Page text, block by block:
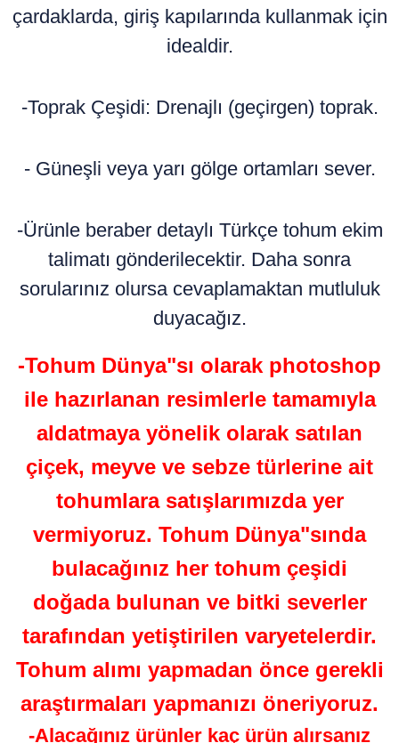
çardaklarda, giriş kapılarında kullanmak için
idealdir.
-Toprak Çeşidi: Drenajlı (geçirgen) toprak.
- Güneşli veya yarı gölge ortamları sever.
-Ürünle beraber detaylı Türkçe tohum ekim
talimatı gönderilecektir. Daha sonra
sorularınız olursa cevaplamaktan mutluluk
duyacağız.
-Tohum Dünya"sı olarak photoshop
ile hazırlanan resimlerle tamamıyla
aldatmaya yönelik olarak satılan
çiçek, meyve ve sebze türlerine ait
tohumlara satışlarımızda yer
vermiyoruz. Tohum Dünya"sında
bulacağınız her tohum çeşidi
doğada bulunan ve bitki severler
tarafından yetiştirilen varyetelerdir.
Tohum alımı yapmadan önce gerekli
araştırmaları yapmanızı öneriyoruz.
-Alacağınız ürünler kaç ürün alırsanız